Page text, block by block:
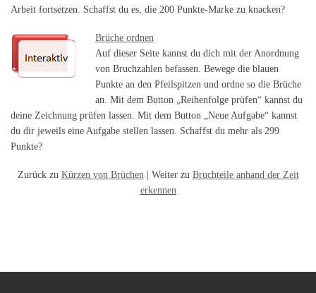
Arbeit fortsetzen. Schaffst du es, die 200 Punkte-Marke zu knacken?
Brüche ordnen
Auf dieser Seite kannst du dich mit der Anordnung
von Bruchzahlen befassen. Bewege die blauen
Punkte an den Pfeilspitzen und ordne so die Brüche
an. Mit dem Button „Reihenfolge prüfen“ kannst du
deine Zeichnung prüfen lassen. Mit dem Button „Neue Aufgabe“ kannst
du dir jeweils eine Aufgabe stellen lassen. Schaffst du mehr als 299
Punkte?
Zurück zu Kürzen von Brüchen | Weiter zu Bruchteile anhand der Zeit
erkennen